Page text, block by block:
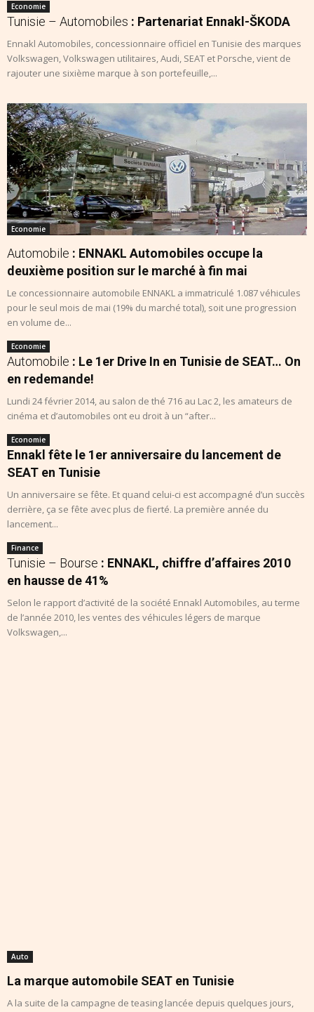
Economie
Tunisie – Automobiles : Partenariat Ennakl-ŠKODA
Ennakl Automobiles, concessionnaire officiel en Tunisie des marques
Volkswagen, Volkswagen utilitaires, Audi, SEAT et Porsche, vient de
rajouter une sixième marque à son portefeuille,...
Economie
Automobile : ENNAKL Automobiles occupe la
deuxième position sur le marché à fin mai
Le concessionnaire automobile ENNAKL a immatriculé 1.087 véhicules
pour le seul mois de mai (19% du marché total), soit une progression
en volume de...
Economie
Automobile : Le 1er Drive In en Tunisie de SEAT… On
en redemande!
Lundi 24 février 2014, au salon de thé 716 au Lac 2, les amateurs de
cinéma et d’automobiles ont eu droit à un “after...
Economie
Ennakl fête le 1er anniversaire du lancement de
SEAT en Tunisie
Un anniversaire se fête. Et quand celui-ci est accompagné d’un succès
derrière, ça se fête avec plus de fierté. La première année du
lancement...
Finance
Tunisie – Bourse : ENNAKL, chiffre d’affaires 2010
en hausse de 41%
Selon le rapport d’activité de la société Ennakl Automobiles, au terme
de l’année 2010, les ventes des véhicules légers de marque
Volkswagen,...
Auto
La marque automobile SEAT en Tunisie
A la suite de la campagne de teasing lancée depuis quelques jours,